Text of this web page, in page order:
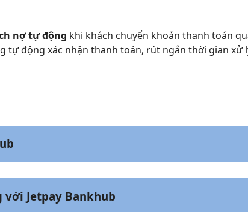
nợ tự động khi khách chuyển khoản thanh toán
tự động xác nhận thanh toán, rút ngắn thời gian xử
với Jetpay Bankhub